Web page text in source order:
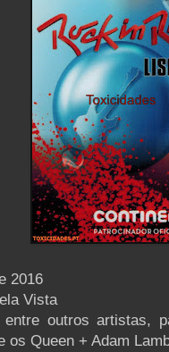
2016
Vista
outros artistas,
os Queen + Adam